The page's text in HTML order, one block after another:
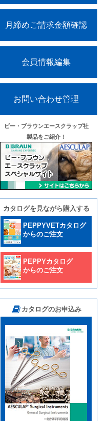
月締めご請求金額確認
会員情報編集
お問い合わせ管理
ビー・ブラウンエースクラップ社
製品をご紹介！
カタログを見ながら購入する
PEPPYVETカタログ
からのご注文
PEPPYカタログ
からのご注文
カタログのお申込み